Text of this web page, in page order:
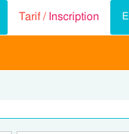
Tarif /Inscription